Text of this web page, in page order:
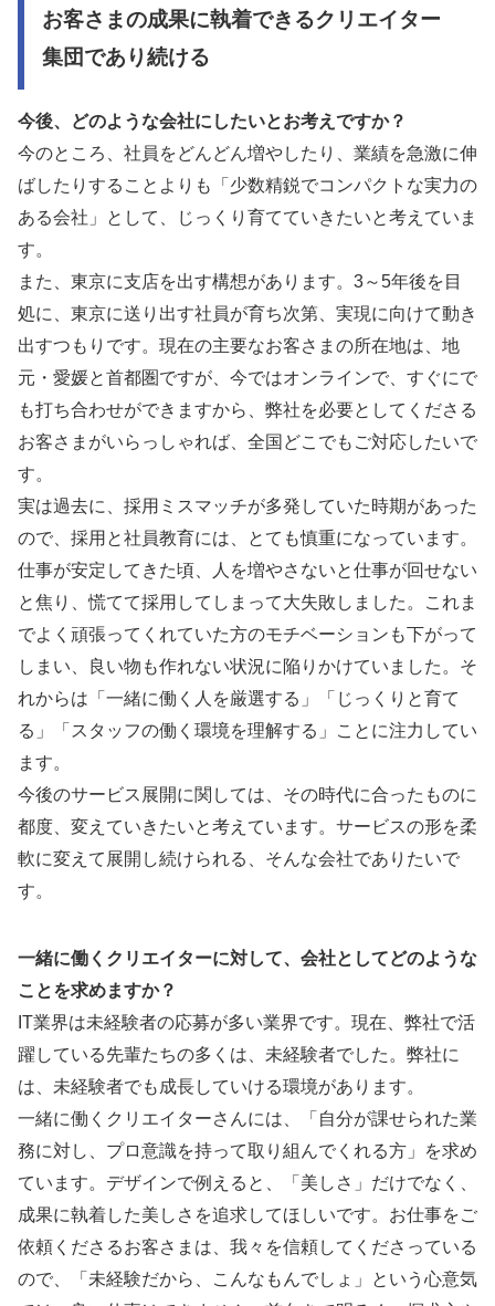
お客さまの成果に執着できるクリエイター
集団であり続ける
今後、どのような会社にしたいとお考えですか？
今のところ、社員をどんどん増やしたり、業績を急激に伸
ばしたりすることよりも「少数精鋭でコンパクトな実力の
ある会社」として、じっくり育てていきたいと考えていま
す。
また、東京に支店を出す構想があります。3～5年後を目
処に、東京に送り出す社員が育ち次第、実現に向けて動き
出すつもりです。現在の主要なお客さまの所在地は、地
元・愛媛と首都圏ですが、今ではオンラインで、すぐにで
も打ち合わせができますから、弊社を必要としてくださる
お客さまがいらっしゃれば、全国どこでもご対応したいで
す。
実は過去に、採用ミスマッチが多発していた時期があった
ので、採用と社員教育には、とても慎重になっています。
仕事が安定してきた頃、人を増やさないと仕事が回せない
と焦り、慌てて採用してしまって大失敗しました。これま
でよく頑張ってくれていた方のモチベーションも下がって
しまい、良い物も作れない状況に陥りかけていました。そ
れからは「一緒に働く人を厳選する」「じっくりと育て
る」「スタッフの働く環境を理解する」ことに注力してい
ます。
今後のサービス展開に関しては、その時代に合ったものに
都度、変えていきたいと考えています。サービスの形を柔
軟に変えて展開し続けられる、そんな会社でありたいで
す。
一緒に働くクリエイターに対して、会社としてどのような
ことを求めますか？
IT業界は未経験者の応募が多い業界です。現在、弊社で活
躍している先輩たちの多くは、未経験者でした。弊社に
は、未経験者でも成長していける環境があります。
一緒に働くクリエイターさんには、「自分が課せられた業
務に対し、プロ意識を持って取り組んでくれる方」を求め
ています。デザインで例えると、「美しさ」だけでなく、
成果に執着した美しさを追求してほしいです。お仕事をご
依頼くださるお客さまは、我々を信頼してくださっている
ので、「未経験だから、こんなもんでしょ」という心意気